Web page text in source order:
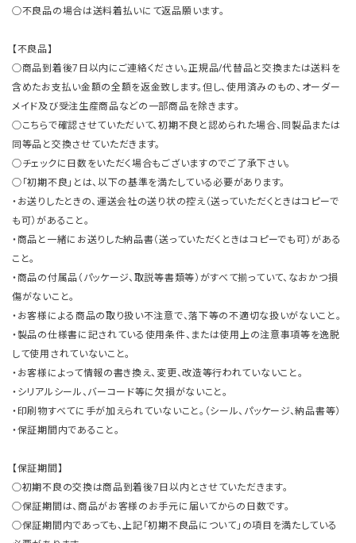
○不良品の場合は送料着払いにて返品願います。
【不良品】
○商品到着後7日以内にご連絡ください。正規品/代替品と交換または送料を
含めたお支払い金額の全額を返金致します。但し、使用済みのもの、オーダー
メイド及び受注生産商品などの一部商品を除きます。
○こちらで確認させていただいて、初期不良と認められた場合、同製品または
同等品と交換させていただきます。
○チェックに日数をいただく場合もございますのでご了承下さい。
○「初期不良」とは、以下の基準を満たしている必要があります。
・お送りしたときの、運送会社の送り状の控え（送っていただくときはコピーで
も可）があること。
・商品と一緒にお送りした納品書（送っていただくときはコピーでも可）がある
こと。
・商品の付属品（パッケージ、取説等書類等）がすべて揃っていて、なおかつ損
傷がないこと。
・お客様による商品の取り扱い不注意で、落下等の不適切な扱いがないこと。
・製品の仕様書に記されている使用条件、または使用上の注意事項等を逸脱
して使用されていないこと。
・お客様によって情報の書き換え、変更、改造等行われていないこと。
・シリアルシール、バーコード等に欠損がないこと。
・印刷物すべてに手が加えられていないこと。（シール、パッケージ、納品書等）
・保証期間内であること。
【保証期間】
○初期不良の交換は商品到着後7日以内とさせていただきます。
○保証期間は、商品がお客様のお手元に届いてからの日数です。
○保証期間内であっても、上記「初期不良品について」の項目を満たしている